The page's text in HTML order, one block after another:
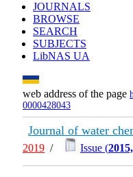
JOURNALS
BROWSE
SEARCH
SUBJECTS
LibNAS UA
web address of the page
0000428043
Journal of water
2019 / Issue (